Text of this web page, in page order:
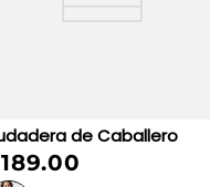
comodidad ySudadera de Caballero